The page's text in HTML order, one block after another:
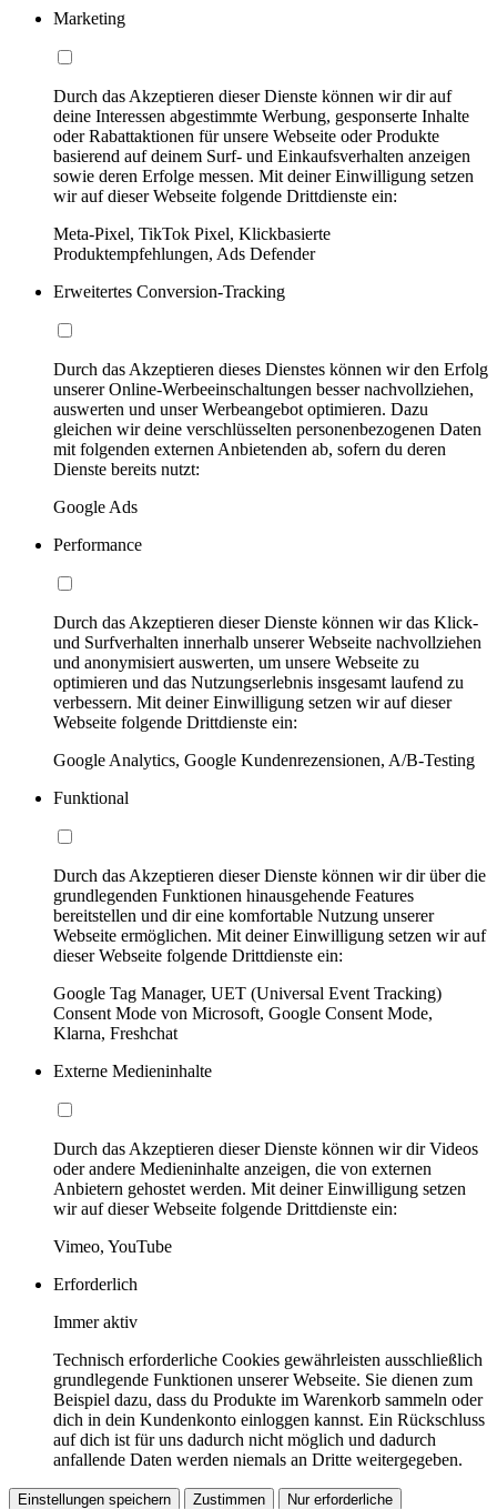
Marketing
Durch das Akzeptieren dieser Dienste können wir dir auf
deine Interessen abgestimmte Werbung, gesponserte Inhalte
oder Rabattaktionen für unsere Webseite oder Produkte
basierend auf deinem Surf- und Einkaufsverhalten anzeigen
sowie deren Erfolge messen. Mit deiner Einwilligung setzen
wir auf dieser Webseite folgende Drittdienste ein:
Meta-Pixel, TikTok Pixel, Klickbasierte
Produktempfehlungen, Ads Defender
Erweitertes Conversion-Tracking
Durch das Akzeptieren dieses Dienstes können wir den Erfolg
unserer Online-Werbeeinschaltungen besser nachvollziehen,
auswerten und unser Werbeangebot optimieren. Dazu
gleichen wir deine verschlüsselten personenbezogenen Daten
mit folgenden externen Anbietenden ab, sofern du deren
Dienste bereits nutzt:
Google Ads
Performance
Durch das Akzeptieren dieser Dienste können wir das Klick-
und Surfverhalten innerhalb unserer Webseite nachvollziehen
und anonymisiert auswerten, um unsere Webseite zu
optimieren und das Nutzungserlebnis insgesamt laufend zu
verbessern. Mit deiner Einwilligung setzen wir auf dieser
Webseite folgende Drittdienste ein:
Google Analytics, Google Kundenrezensionen, A/B-Testing
Funktional
Durch das Akzeptieren dieser Dienste können wir dir über die
grundlegenden Funktionen hinausgehende Features
bereitstellen und dir eine komfortable Nutzung unserer
Webseite ermöglichen. Mit deiner Einwilligung setzen wir auf
dieser Webseite folgende Drittdienste ein:
Google Tag Manager, UET (Universal Event Tracking)
Consent Mode von Microsoft, Google Consent Mode,
Klarna, Freshchat
Externe Medieninhalte
Durch das Akzeptieren dieser Dienste können wir dir Videos
oder andere Medieninhalte anzeigen, die von externen
Anbietern gehostet werden. Mit deiner Einwilligung setzen
wir auf dieser Webseite folgende Drittdienste ein:
Vimeo, YouTube
Erforderlich
Immer aktiv
Technisch erforderliche Cookies gewährleisten ausschließlich
grundlegende Funktionen unserer Webseite. Sie dienen zum
Beispiel dazu, dass du Produkte im Warenkorb sammeln oder
dich in dein Kundenkonto einloggen kannst. Ein Rückschluss
auf dich ist für uns dadurch nicht möglich und dadurch
anfallende Daten werden niemals an Dritte weitergegeben.
Einstellungen speichern Zustimmen Nur erforderliche